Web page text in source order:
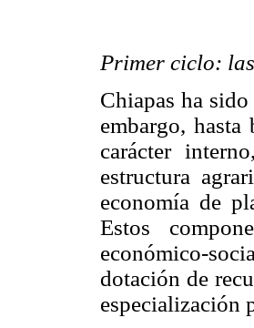
Primer ciclo:
Chiapas ha
embargo,
carácter
estructura
economía de
Estos
económico-
dotación de
especialización